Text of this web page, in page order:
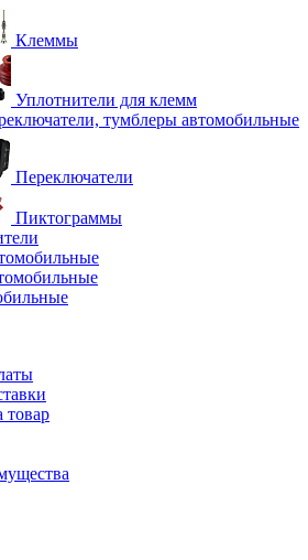
Клеммы
Уплотнители для клемм
тумблеры автомобильные
Переключатели
Пиктограммы
товар